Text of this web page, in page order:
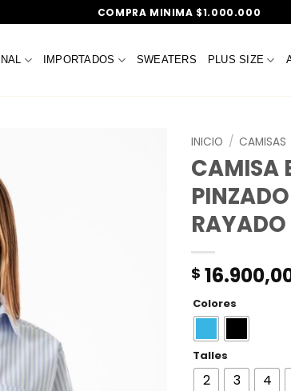
COMPRA MINIMA $1.000.000
IMPORTADOS SWEATERS PLUS SIZE
INICIO / CAMISAS
CAMISA
RAYADO
$
Colores
Talles
2 3 4